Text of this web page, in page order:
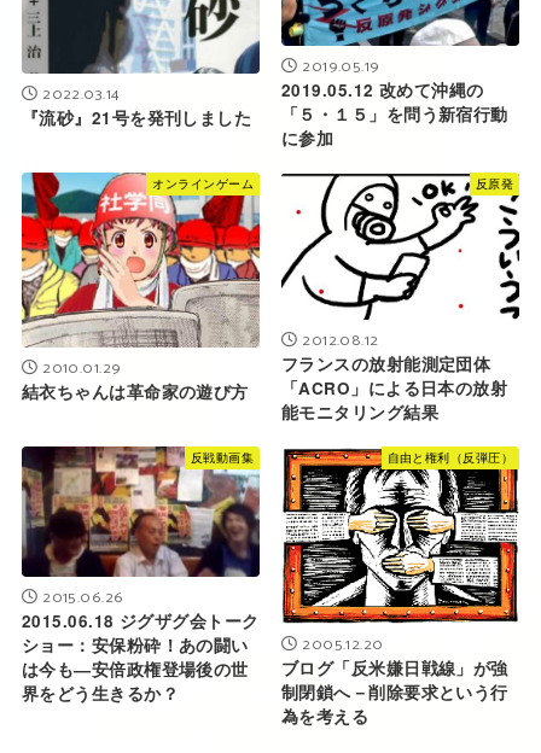
2022.03.14
『流砂』21号を発刊しました
2019.05.19
2019.05.12 改めて沖縄の
「５・１５」を問う新宿行動
に参加
オンラインゲーム
2010.01.29
結衣ちゃんは革命家の遊び方
反原発
2012.08.12
フランスの放射能測定団体
「ACRO」による日本の放射
能モニタリング結果
反戦動画集
2015.06.26
2015.06.18 ジグザグ会トーク
ショー：安保粉砕！あの闘い
は今も―安倍政権登場後の世
界をどう生きるか？
自由と権利（反弾圧）
2005.12.20
ブログ「反米嫌日戦線」が強
制閉鎖へ－削除要求という行
為を考える